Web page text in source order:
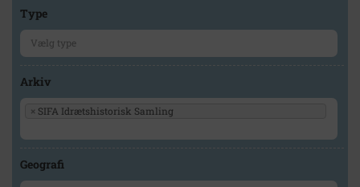
Type
Arkiv
× SIFA Idrætshistorisk Samling
Geografi